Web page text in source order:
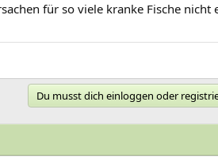
für so viele kranke Fische nicht
Du musst dich einloggen oder